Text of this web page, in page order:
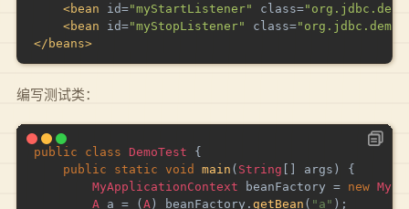
<bean id="myStartListener" class="
<bean id="myStopListener" class="
</ beans>
编写测试类：
public class DemoTest
{
public
static void main ( String args )
{
MyApplicationContext beanFactory = new
A a = ( A ) beanFactory . getBean ( "a" ) ;